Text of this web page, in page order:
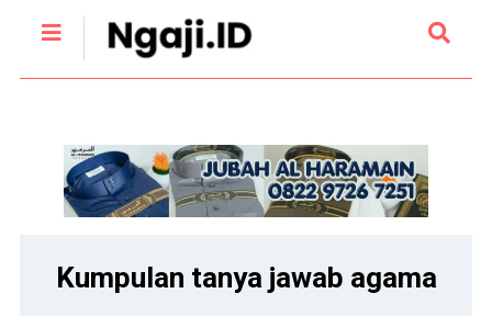
Kumpulan tanya jawab agama